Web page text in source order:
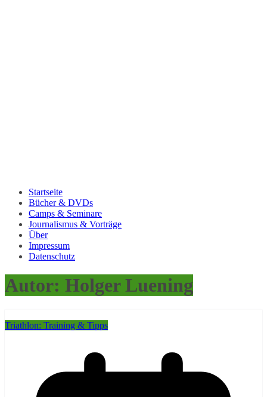
Startseite
Bücher & DVDs
Camps & Seminare
Journalismus & Vorträge
Über
Impressum
Datenschutz
Autor: Holger Luening
Triathlon: Training & Tipps